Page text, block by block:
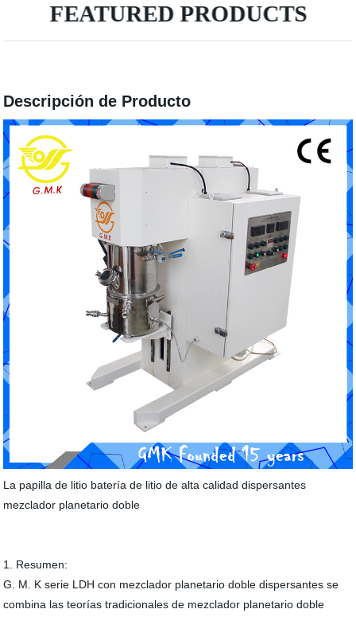
FEATURED PRODUCTS
Descripción de Producto
La papilla de litio batería de litio de alta calidad dispersantes
mezclador planetario doble
1. Resumen:
G. M. K serie LDH con mezclador planetario doble dispersantes se
combina las teorías tradicionales de mezclador planetario doble